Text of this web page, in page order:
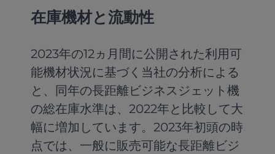
在庫機材と流動性
2023年の12ヵ月間に公開された利用可
能機材状況に基づく当社の分析による
と、同年の長距離ビジネスジェット機
の総在庫水準は、2022年と比較して大
幅に増加しています。2023年初頭の時
点では、一般に販売可能な長距離ビジ